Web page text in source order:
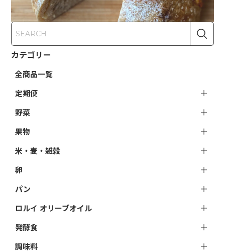
カテゴリー
全商品一覧
定期便
野菜
果物
米・麦・雑穀
卵
パン
ロルイ オリーブオイル
発酵食
調味料